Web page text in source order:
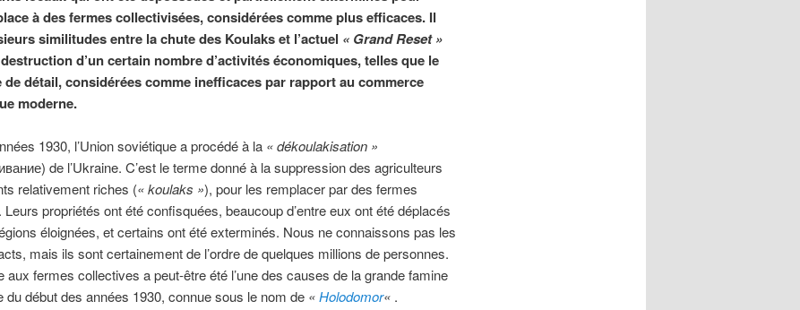
à des fermes collectivisées, considérées comme plus efficaces. Il
similitudes entre la chute des Koulaks et l’actuel « Grand Reset »
d’un certain nombre d’activités économiques, telles que le
de détail, considérées comme inefficaces par rapport au commerce
moderne.
1930, l’Union soviétique a procédé à la « dékoulakisation »
de l’Ukraine. C’est le terme donné à la suppression des agriculteurs
relativement riches (« koulaks »), pour les remplacer par des fermes
propriétés ont été confisquées, beaucoup d’entre eux ont été déplacés
éloignées, et certains ont été exterminés. Nous ne connaissons pas les
mais ils sont certainement de l’ordre de quelques millions de personnes.
aux fermes collectives a peut-être été l’une des causes de la grande famine
du début des années 1930, connue sous le nom de «Holodomor« .